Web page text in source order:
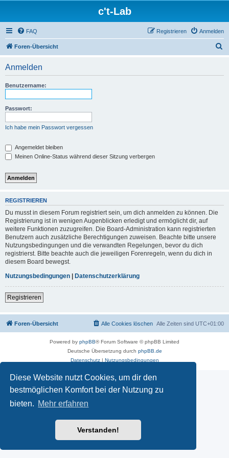
Diese Website nutzt Cookies, um dir den
bestmöglichen Komfort bei der Nutzung zu
bieten. Mehr erfahren
Verstanden!
c't-Lab
FAQ Anmelden
Registrieren
Foren-Übersicht
Anmelden
Benutzername:
Passwort:
Ich habe mein Passwort vergessen
Angemeldet bleiben
Meinen Online-Status während dieser Sitzung verbergen
REGISTRIEREN
Du musst in diesem Forum registriert sein, um dich anmelden zu können. Die
Registrierung ist in wenigen Augenblicken erledigt und ermöglicht dir, auf
weitere Funktionen zuzugreifen. Die Board-Administration kann registrierten
Benutzern auch zusätzliche Berechtigungen zuweisen. Beachte bitte unsere
Nutzungsbedingungen und die verwandten Regelungen, bevor du dich
registrierst. Bitte beachte auch die jeweiligen Forenregeln, wenn du dich in
diesem Board bewegst.
Nutzungsbedingungen | Datenschutzerklärung
Registrieren
Foren-Übersicht Alle Zeiten sind UTC+01:00
Alle Cookies löschen
Powered by phpBB® Forum Software © phpBB Limited
Deutsche Übersetzung durch phpBB.de
Datenschutz| Nutzungsbedingungen